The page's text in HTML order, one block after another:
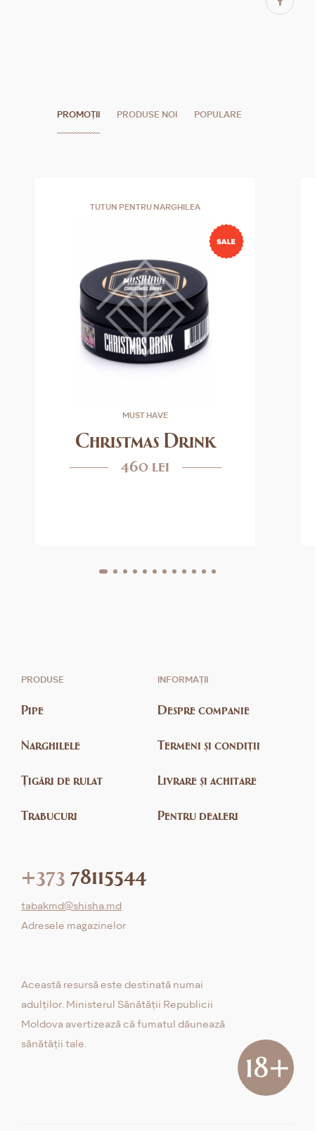
PROMOȚII PRODUSE NOI POPULARE
TUTUN PENTRU NARGHILEA
MUST HAVE
Christmas Drink
460 lei
PRODUSE
Pipe
Narghilele
Țigări de rulat
Trabucuri
INFORMAȚII
Despre companie
Termeni și condiții
Livrare și achitare
Pentru dealeri
+373 78115544
tabakmd@shisha.md
Adresele magazinelor
Această resursă este destinată numai
adulților. Ministerul Sănătății Republicii
Moldova avertizează că fumatul dăunează
sănătății tale.